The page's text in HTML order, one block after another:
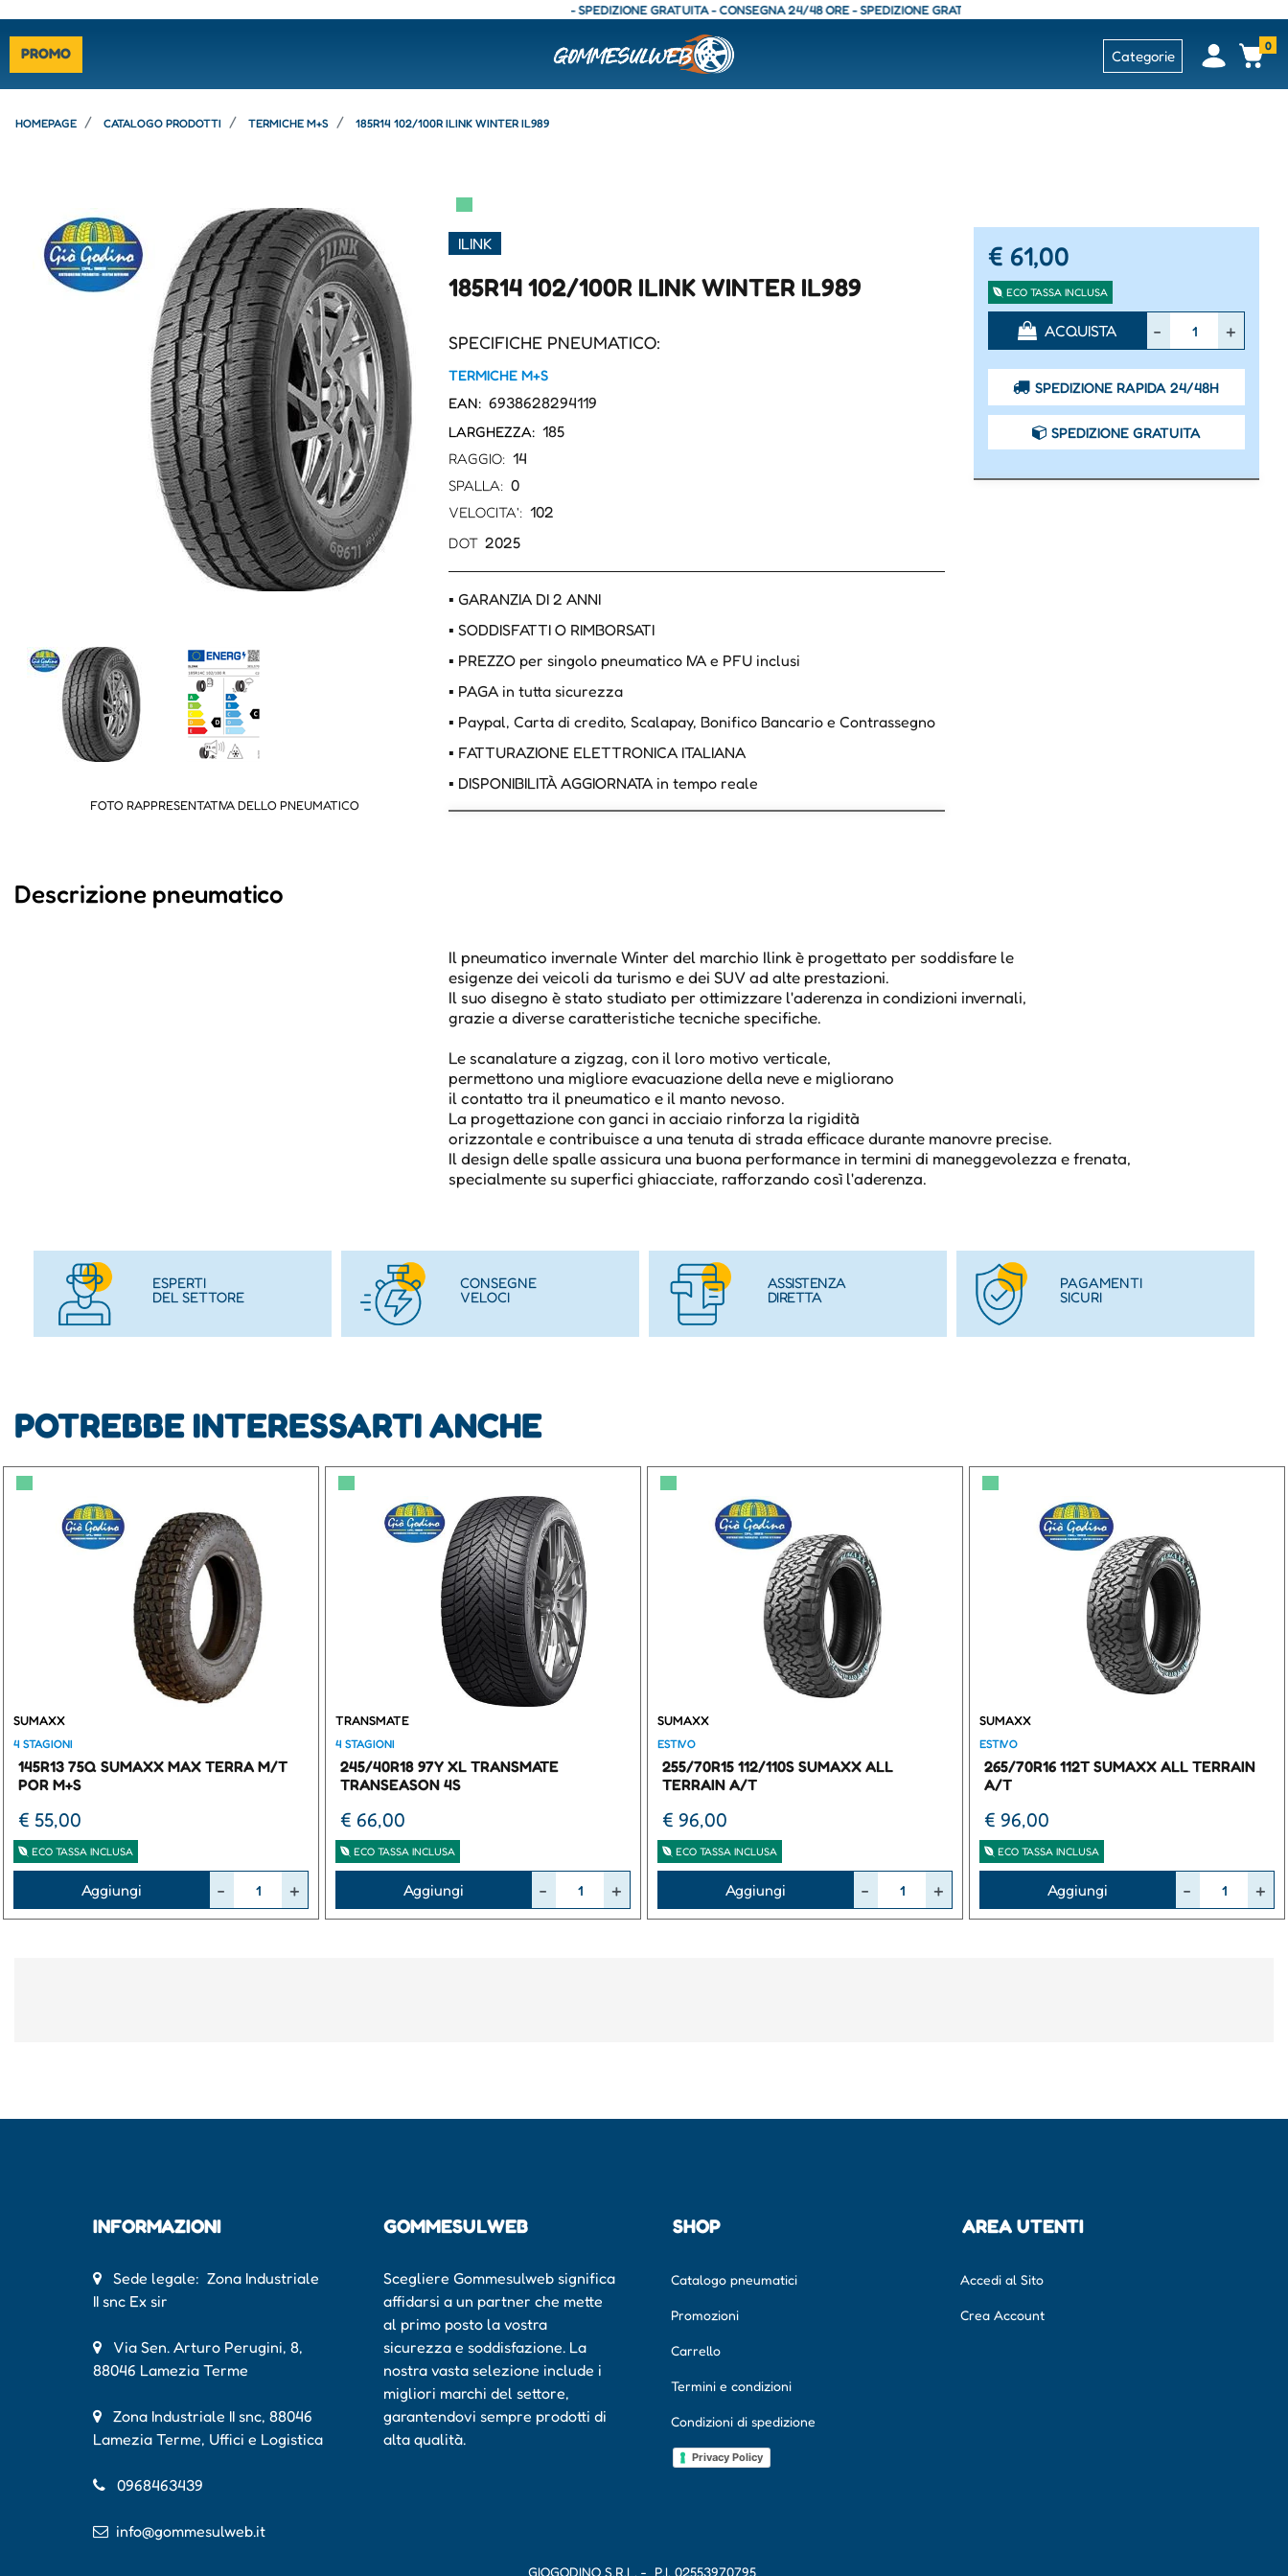
- SPEDIZIONE GRATUITA - CONSEGNA 24/48 ORE - SPEDIZIONE GRATUITA - CONSEGNA 24/48 ORE - SPEDIZIONE GRATUITA -
PROMO Categorie Open0
HOMEPAGE CATALOGO PRODOTTI TERMICHE M+S 185R14 102/100R ILINK WINTER IL989
FOTO RAPPRESENTATIVA DELLO PNEUMATICO
▀
ILINK
185R14 102/100R ILINK WINTER IL989
SPECIFICHE PNEUMATICO:
TERMICHE M+S
EAN: 6938628294119
LARGHEZZA: 185
RAGGIO: 14
SPALLA: 0
VELOCITA': 102
DOT 2025
▪ GARANZIA DI 2 ANNI
▪ SODDISFATTI O RIMBORSATI
▪ PREZZO per singolo pneumatico IVA e PFU inclusi
▪ PAGA in tutta sicurezza
▪ Paypal, Carta di credito, Scalapay, Bonifico Bancario e Contrassegno
▪ FATTURAZIONE ELETTRONICA ITALIANA
▪ DISPONIBILITÀ AGGIORNATA in tempo reale
€ 61,00
ECO TASSA INCLUSA
QuantitàACQUISTA
SPEDIZIONE RAPIDA 24/48H
SPEDIZIONE GRATUITA
Descrizione pneumatico
Il pneumatico invernale Winter del marchio Ilink è progettato per soddisfare le
esigenze dei veicoli da turismo e dei SUV ad alte prestazioni.
Il suo disegno è stato studiato per ottimizzare l'aderenza in condizioni invernali,
grazie a diverse caratteristiche tecniche specifiche.
Le scanalature a zigzag, con il loro motivo verticale,
permettono una migliore evacuazione della neve e migliorano
il contatto tra il pneumatico e il manto nevoso.
La progettazione con ganci in acciaio rinforza la rigidità
orizzontale e contribuisce a una tenuta di strada efficace durante manovre precise.
Il design delle spalle assicura una buona performance in termini di maneggevolezza e frenata,
specialmente su superfici ghiacciate, rafforzando così l'aderenza.
ESPERTI
DEL SETTORE
CONSEGNE
VELOCI
ASSISTENZA
DIRETTA
PAGAMENTI
SICURI
POTREBBE INTERESSARTI ANCHE
▀
SUMAXX
4 STAGIONI
145R13 75Q SUMAXX MAX TERRA M/T
POR M+S
€ 55,00
ECO TASSA INCLUSA
Aggiungi
▀
TRANSMATE
4 STAGIONI
245/40R18 97Y XL TRANSMATE
TRANSEASON 4S
€ 66,00
ECO TASSA INCLUSA
Aggiungi
▀
SUMAXX
ESTIVO
255/70R15 112/110S SUMAXX ALL
TERRAIN A/T
€ 96,00
ECO TASSA INCLUSA
Aggiungi
▀
SUMAXX
ESTIVO
265/70R16 112T SUMAXX ALL TERRAIN
A/T
€ 96,00
ECO TASSA INCLUSA
Aggiungi
INFORMAZIONI
Sede legale: Zona Industriale
II snc Ex sir
Via Sen. Arturo Perugini, 8,
88046 Lamezia Terme
Zona Industriale II snc, 88046
Lamezia Terme, Uffici e Logistica
0968463439
info@gommesulweb.it
GOMMESULWEB
Scegliere Gommesulweb significa
affidarsi a un partner che mette
al primo posto la vostra
sicurezza e soddisfazione. La
nostra vasta selezione include i
migliori marchi del settore,
garantendovi sempre prodotti di
alta qualità.
SHOP
Catalogo pneumatici
Promozioni
Carrello
Termini e condizioni
Condizioni di spedizione
Privacy Policy
AREA UTENTI
Accedi al Sito
Crea Account
GIOGODINO S.R.L. - P.I. 02553970795